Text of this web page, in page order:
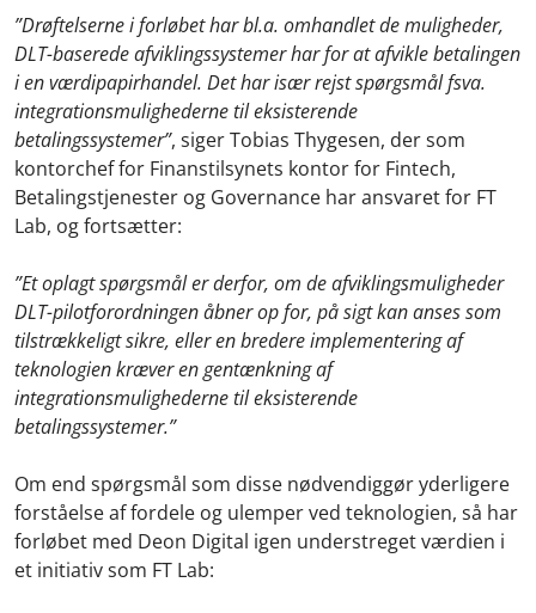
”Drøftelserne i forløbet har bl.a. omhandlet de muligheder,
DLT-baserede afviklingssystemer har for at afvikle betalingen
i en værdipapirhandel. Det har især rejst spørgsmål fsva.
integrationsmulighederne til eksisterende
betalingssystemer”, siger Tobias Thygesen, der som
kontorchef for Finanstilsynets kontor for Fintech,
Betalingstjenester og Governance har ansvaret for FT
Lab, og fortsætter:
”Et oplagt spørgsmål er derfor, om de afviklingsmuligheder
DLT-pilotforordningen åbner op for, på sigt kan anses som
tilstrækkeligt sikre, eller en bredere implementering af
teknologien kræver en gentænkning af
integrationsmulighederne til eksisterende
betalingssystemer.”
Om end spørgsmål som disse nødvendiggør yderligere
forståelse af fordele og ulemper ved teknologien, så har
forløbet med Deon Digital igen understreget værdien i
et initiativ som FT Lab: